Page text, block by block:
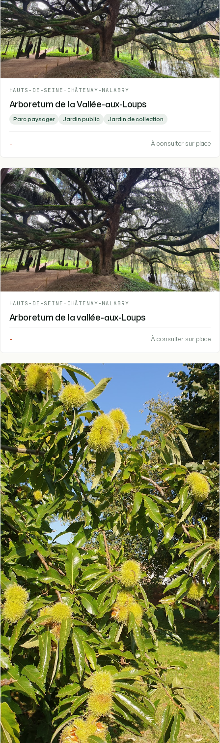
HAUTS-DE-SEINE - CHÂTENAY-MALABRY
Arboretum de la Vallée-aux-Loups
Parc paysager Jardin public Jardin de collection
- À consulter sur place
HAUTS-DE-SEINE - CHÂTENAY-MALABRY
Arboretum de la vallée-aux-Loups
- À consulter sur place